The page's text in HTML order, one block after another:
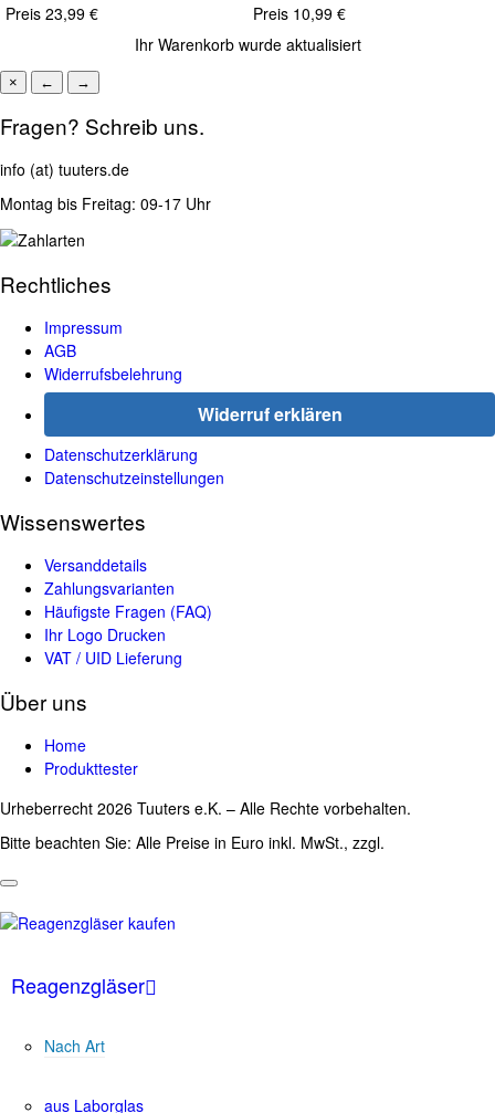
Preis 23,99 € Preis 10,99 €
Ihr Warenkorb wurde aktualisiert
× ← →
Fragen? Schreib uns.
info (at) tuuters.de
Montag bis Freitag: 09-17 Uhr
Rechtliches
Impressum
AGB
Widerrufsbelehrung
Widerruf erklären
Datenschutzerklärung
Datenschutzeinstellungen
Wissenswertes
Versanddetails
Zahlungsvarianten
Häufigste Fragen (FAQ)
Ihr Logo Drucken
VAT / UID Lieferung
Über uns
Home
Produkttester
Urheberrecht 2026 Tuuters e.K. – Alle Rechte vorbehalten.
Bitte beachten Sie: Alle Preise in Euro inkl. MwSt., zzgl.
Reagenzgläser
Nach Art
aus Laborglas